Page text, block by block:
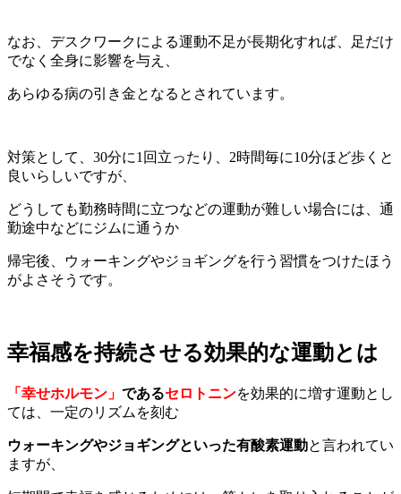
なお、デスクワークによる運動不足が長期化すれば、足だけ
でなく全身に影響を与え、
あらゆる病の引き金となるとされています。
対策として、30分に1回立ったり、2時間毎に10分ほど歩くと
良いらしいですが、
どうしても勤務時間に立つなどの運動が難しい場合には、通
勤途中などにジムに通うか
帰宅後、ウォーキングやジョギングを行う習慣をつけたほう
がよさそうです。
幸福感を持続させる効果的な運動とは
「幸せホルモン」 であるセロトニンを効果的に増す運動とし
ては、一定のリズムを刻む
ウォーキングやジョギングといった有酸素運動と言われてい
ますが、